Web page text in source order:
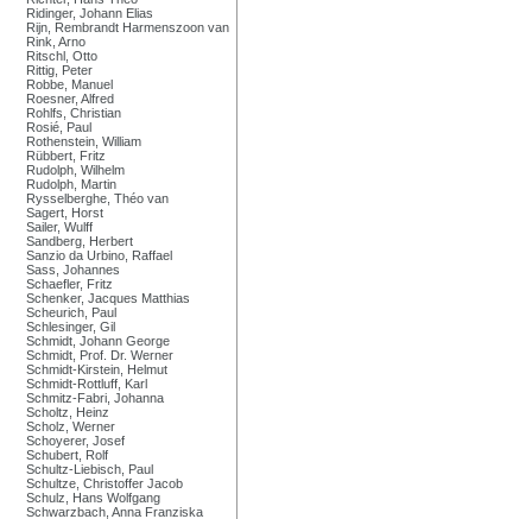
Ridinger, Johann Elias
Rijn, Rembrandt Harmenszoon van
Rink, Arno
Ritschl, Otto
Rittig, Peter
Robbe, Manuel
Roesner, Alfred
Rohlfs, Christian
Rosié, Paul
Rothenstein, William
Rübbert, Fritz
Rudolph, Wilhelm
Rudolph, Martin
Rysselberghe, Théo van
Sagert, Horst
Sailer, Wulff
Sandberg, Herbert
Sanzio da Urbino, Raffael
Sass, Johannes
Schaefler, Fritz
Schenker, Jacques Matthias
Scheurich, Paul
Schlesinger, Gil
Schmidt, Johann George
Schmidt, Prof. Dr. Werner
Schmidt-Kirstein, Helmut
Schmidt-Rottluff, Karl
Schmitz-Fabri, Johanna
Scholtz, Heinz
Scholz, Werner
Schoyerer, Josef
Schubert, Rolf
Schultz-Liebisch, Paul
Schultze, Christoffer Jacob
Schulz, Hans Wolfgang
Schwarzbach, Anna Franziska